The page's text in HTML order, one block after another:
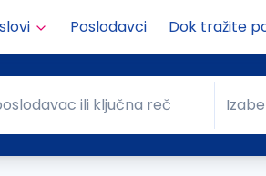
Poslodavci Dok tražite
ili ključna reč
ili ključna reč Grad